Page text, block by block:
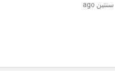
سنتين ago